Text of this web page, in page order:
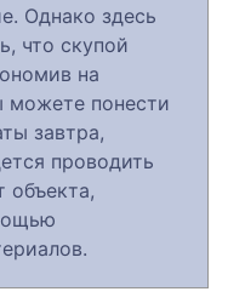
Однако здесь
что скупой
на
можете понести
завтра,
проводить
объекта,